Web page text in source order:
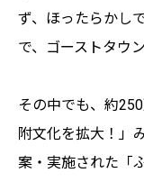
ず、ほったらかし
で、ゴーストタウン
その中でも、約
附文化を拡大！」
案・実施された「